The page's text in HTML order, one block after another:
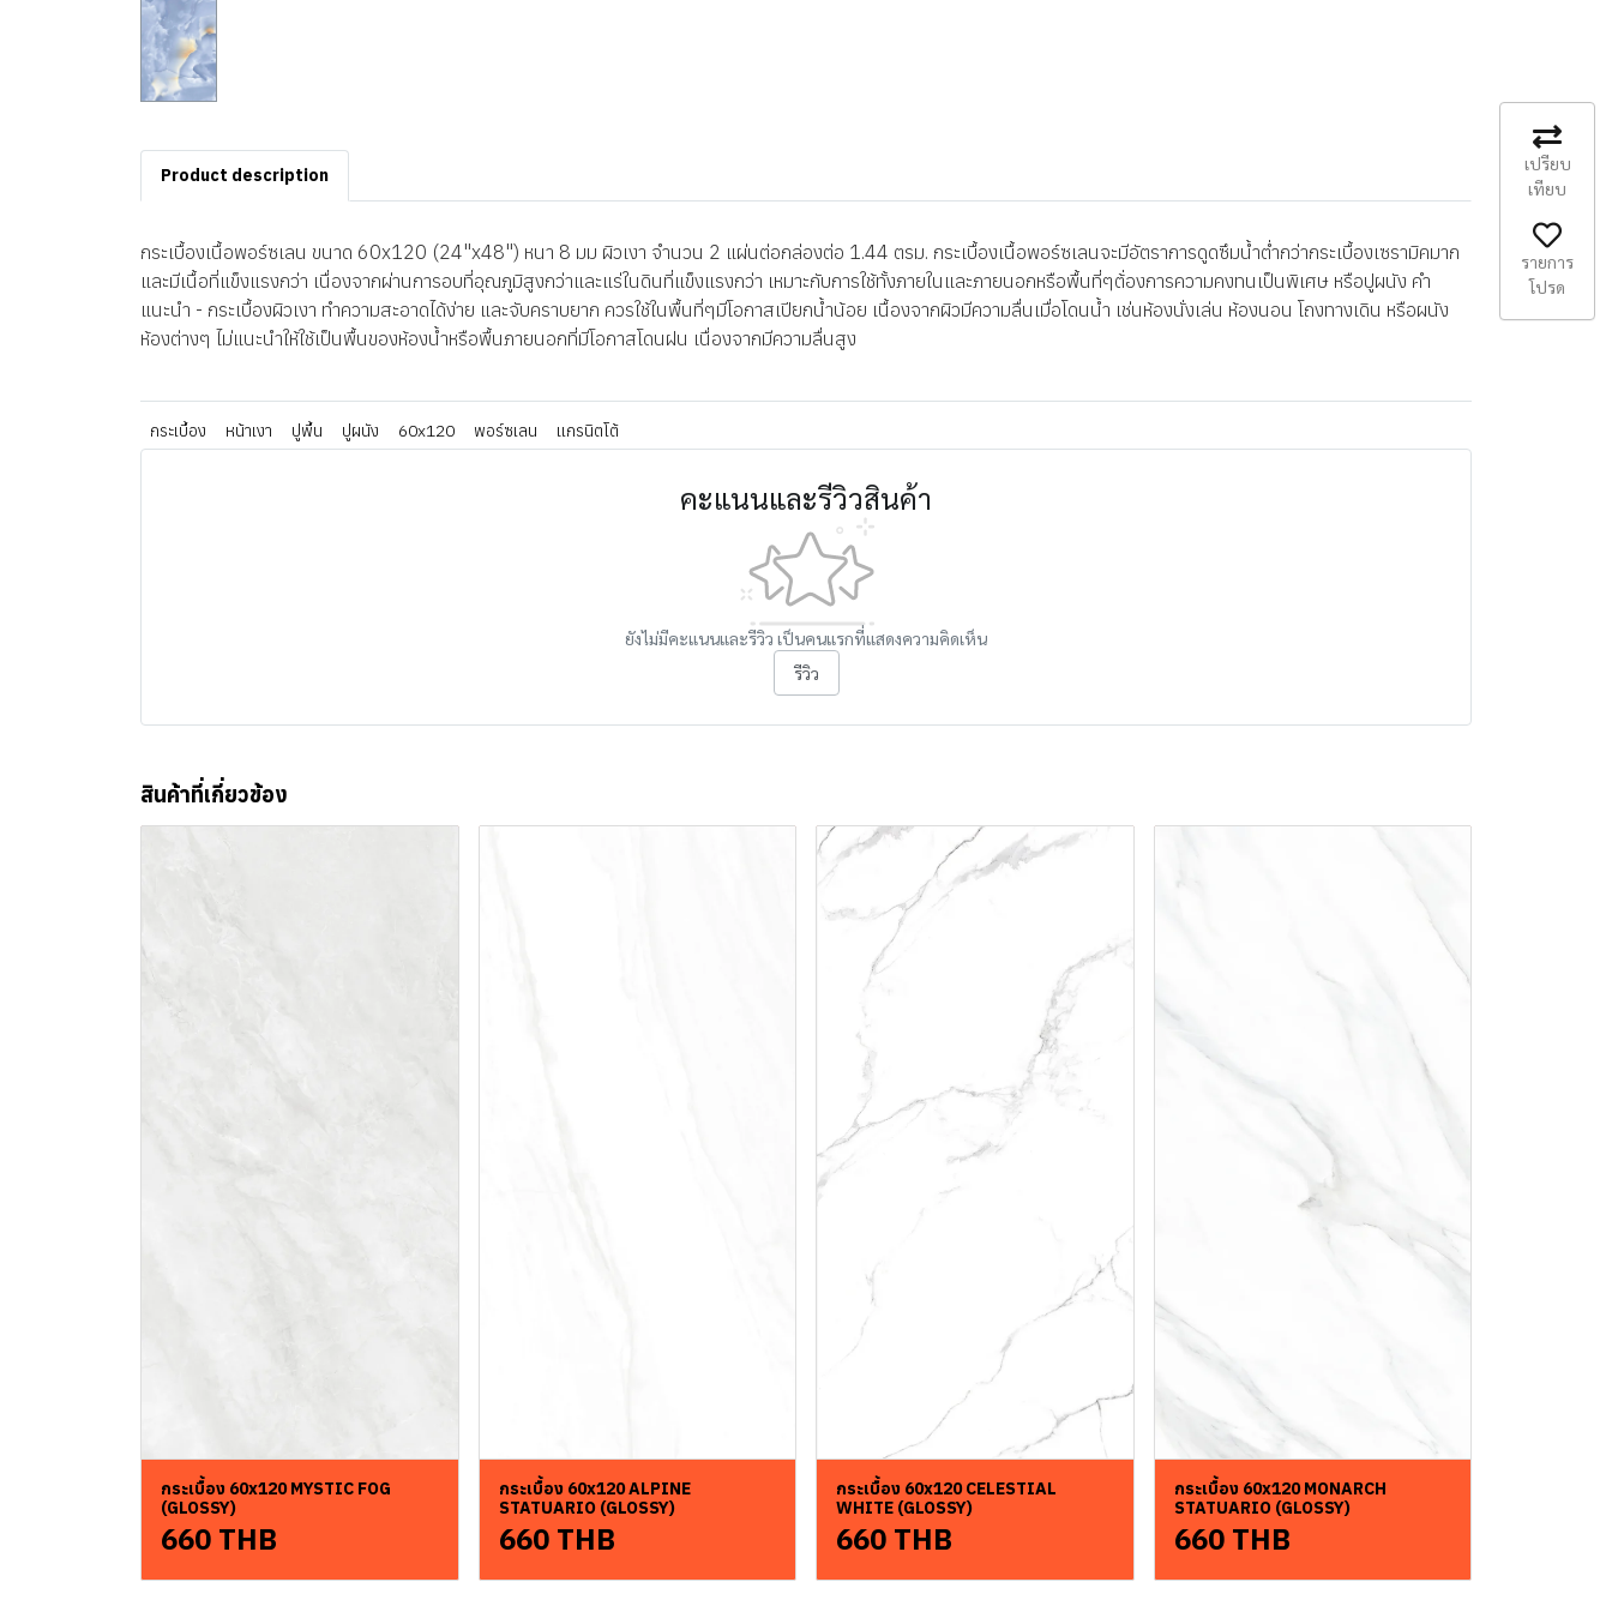
Product description
กระเบื้องเนื้อพอร์ซเลน ขนาด 60x120 (24"x48") หนา 8 มม ผิวเงา จำนวน 2 แผ่นต่อกล่องต่อ 1.44 ตรม. กระเบื้องเนื้อพอร์ซเลนจะมีอัตราการดูดซึมน้ำต่ำกว่ากระเบื้องเซรามิคมาก
และมีเนื้อที่แข็งแรงกว่า เนื่องจากผ่านการอบที่อุณภูมิสูงกว่าและแร่ในดินที่แข็งแรงกว่า เหมาะกับการใช้ทั้งภายในและภายนอกหรือพื้นที่ๆต้่องการความคงทนเป็นพิเศษ หรือปูผนัง คำ
แนะนำ - กระเบื้องผิวเงา ทำความสะอาดได้ง่าย และจับคราบยาก ควรใช้ในพื้นที่ๆมีโอกาสเปียกน้ำน้อย เนื้องจากผิวมีความลื่นเมื่อโดนน้ำ เช่นห้องนั่งเล่น ห้องนอน โถงทางเดิน หรือผนัง
ห้องต่างๆ ไม่แนะนำให้ใช้เป็นพื้นของห้องน้ำหรือพื้นภายนอกที่มีโอกาสโดนฝน เนื่องจากมีความลื่นสูง
กระเบื้อง หน้าเงา ปูพื้น ปูผนัง 60x120 พอร์ซเลน แกรนิตโต้
คะแนนและรีวิวสินค้า
ยังไม่มีคะแนนและรีวิว เป็นคนแรกที่แสดงความคิดเห็น
รีวิว
สินค้าที่เกี่ยวข้อง
กระเบื้อง 60x120 MYSTIC FOG
(GLOSSY)
660 THB
กระเบื้อง 60x120 ALPINE
STATUARIO (GLOSSY)
660 THB
กระเบื้อง 60x120 CELESTIAL
WHITE (GLOSSY)
660 THB
กระเบื้อง 60x120 MONARCH
STATUARIO (GLOSSY)
660 THB
เปรียบ
เทียบ
รายการ
โปรด